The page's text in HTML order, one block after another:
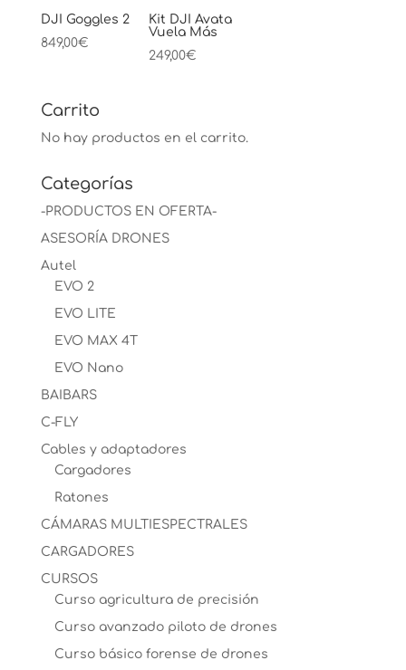
DJI Goggles 2
849,00€
Kit DJI Avata
Vuela Más
249,00€
Carrito
No hay productos en el carrito.
Categorías
-PRODUCTOS EN OFERTA-
ASESORÍA DRONES
Autel
EVO 2
EVO LITE
EVO MAX 4T
EVO Nano
BAIBARS
C-FLY
Cables y adaptadores
Cargadores
Ratones
CÁMARAS MULTIESPECTRALES
CARGADORES
CURSOS
Curso agricultura de precisión
Curso avanzado piloto de drones
Curso básico forense de drones